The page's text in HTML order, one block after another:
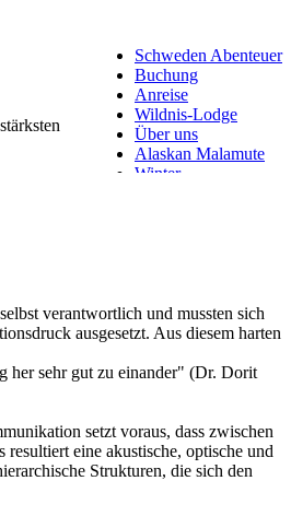
Schweden Abenteuer
Buchung
Anreise
Wildnis-Lodge
Über uns
Alaskan Malamute
Winter
verantwortlich und mussten sich
ausgesetzt. Aus diesem harten
her sehr gut zu einander" (Dr. Dorit
setzt voraus, dass zwischen
eine akustische, optische und
Strukturen, die sich den